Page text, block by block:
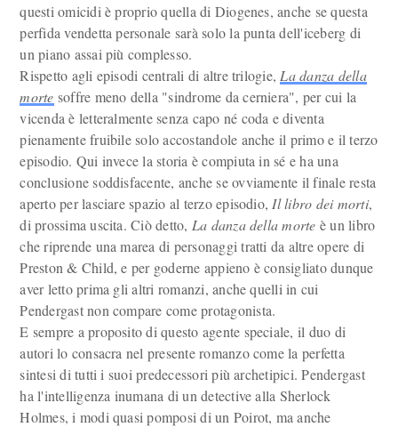
questi omicidi è proprio quella di Diogenes, anche se questa
perfida vendetta personale sarà solo la punta dell'iceberg di
un piano assai più complesso.
Rispetto agli episodi centrali di altre trilogie, La danza della
morte soffre meno della "sindrome da cerniera", per cui la
vicenda è letteralmente senza capo né coda e diventa
pienamente fruibile solo accostandole anche il primo e il terzo
episodio. Qui invece la storia è compiuta in sé e ha una
conclusione soddisfacente, anche se ovviamente il finale resta
aperto per lasciare spazio al terzo episodio, Il libro dei morti,
di prossima uscita. Ciò detto, La danza della morte è un libro
che riprende una marea di personaggi tratti da altre opere di
Preston & Child, e per goderne appieno è consigliato dunque
aver letto prima gli altri romanzi, anche quelli in cui
Pendergast non compare come protagonista.
E sempre a proposito di questo agente speciale, il duo di
autori lo consacra nel presente romanzo come la perfetta
sintesi di tutti i suoi predecessori più archetipici. Pendergast
ha l'intelligenza inumana di un detective alla Sherlock
Holmes, i modi quasi pomposi di un Poirot, ma anche